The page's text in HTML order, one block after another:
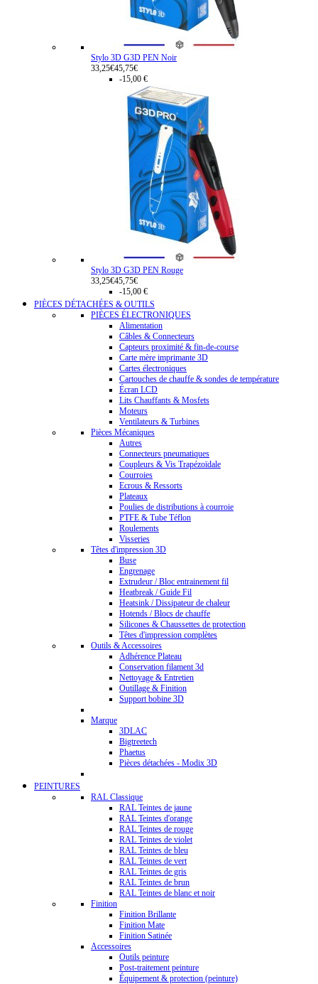
Stylo 3D G3D PEN Noir
33,25€45,75€
-15,00 €
Stylo 3D G3D PEN Rouge
33,25€45,75€
-15,00 €
PIÈCES DÉTACHÉES & OUTILS
PIÈCES ÉLECTRONIQUES
Alimentation
Câbles & Connecteurs
Capteurs proximité & fin-de-course
Carte mère imprimante 3D
Cartes électroniques
Cartouches de chauffe & sondes de température
Écran LCD
Lits Chauffants & Mosfets
Moteurs
Ventilateurs & Turbines
Pièces Mécaniques
Autres
Connecteurs pneumatiques
Coupleurs & Vis Trapézoïdale
Courroies
Ecrous & Ressorts
Plateaux
Poulies de distributions à courroie
PTFE & Tube Téflon
Roulements
Visseries
Têtes d'impression 3D
Buse
Engrenage
Extrudeur / Bloc entrainement fil
Heatbreak / Guide Fil
Heatsink / Dissipateur de chaleur
Hotends / Blocs de chauffe
Silicones & Chaussettes de protection
Têtes d'impression complètes
Outils & Accessoires
Adhérence Plateau
Conservation filament 3d
Nettoyage & Entretien
Outillage & Finition
Support bobine 3D
Marque
3DLAC
Bigtreetech
Phaetus
Pièces détachées - Modix 3D
PEINTURES
RAL Classique
RAL Teintes de jaune
RAL Teintes d'orange
RAL Teintes de rouge
RAL Teintes de violet
RAL Teintes de bleu
RAL Teintes de vert
RAL Teintes de gris
RAL Teintes de brun
RAL Teintes de blanc et noir
Finition
Finition Brillante
Finition Mate
Finition Satinée
Accessoires
Outils peinture
Post-traitement peinture
Équipement & protection (peinture)